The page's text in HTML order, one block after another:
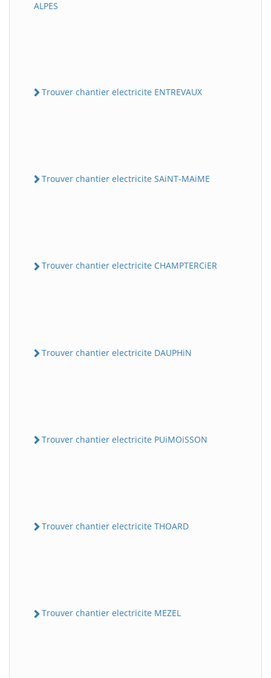
ALPES
Trouver chantier electricite ENTREVAUX
Trouver chantier electricite SAiNT-MAiME
Trouver chantier electricite CHAMPTERCiER
Trouver chantier electricite DAUPHiN
Trouver chantier electricite PUiMOiSSON
Trouver chantier electricite THOARD
Trouver chantier electricite MEZEL